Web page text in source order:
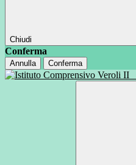
Chiudi
Conferma
Annulla Conferma